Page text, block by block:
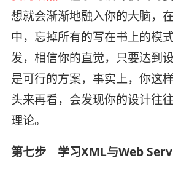
想就会渐渐地融入你的大脑，
中，忘掉所有的写在书上的模
发，相信你的直觉，只要达到
是可行的方案，事实上，你这
头来再看，会发现你的设计往
理论。
第七步 学习XML与Web